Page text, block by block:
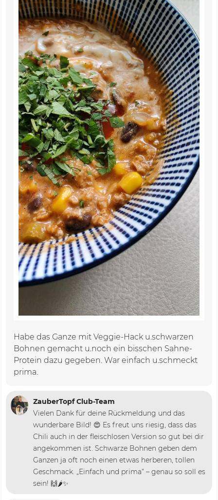
Habe das Ganze mit Veggie-Hack u.schwarzen
Bohnen gemacht u.noch ein bisschen Sahne-
Protein dazu gegeben. War einfach u.schmeckt
prima.
ZauberTopf Club-Team
Vielen Dank für deine Rückmeldung und das
wunderbare Bild! 😍 Es freut uns riesig, dass das
Chili auch in der fleischlosen Version so gut bei dir
angekommen ist. Schwarze Bohnen geben dem
Ganzen ja oft noch einen etwas herberen, tollen
Geschmack. „Einfach und prima“ – genau so soll es
sein! 🙌🌶️✨